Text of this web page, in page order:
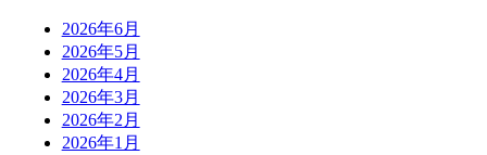
2026年6月
2026年5月
2026年4月
2026年3月
2026年2月
2026年1月